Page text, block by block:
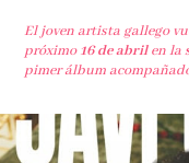
El joven artista gallego
próximo16 de abrilen la
pimer álbum